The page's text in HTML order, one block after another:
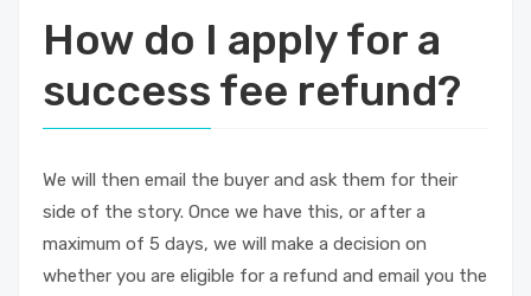
How do I apply for a
success fee refund?
We will then email the buyer and ask them for their
side of the story. Once we have this, or after a
maximum of 5 days, we will make a decision on
whether you are eligible for a refund and email you the